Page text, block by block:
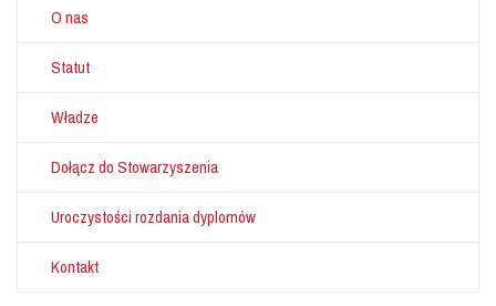
O nas
Statut
Władze
Dołącz do Stowarzyszenia
Uroczystości rozdania dyplomów
Kontakt